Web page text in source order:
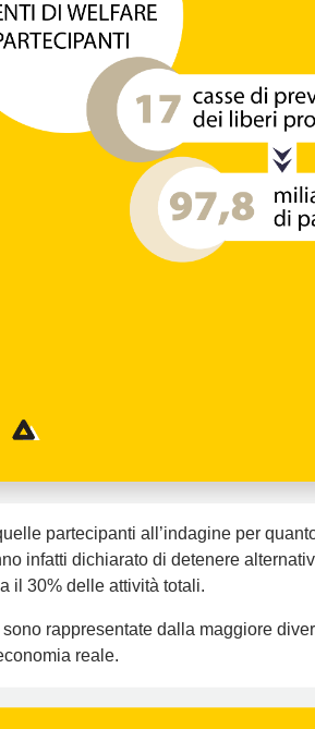
partecipanti all’indagine per
infatti dichiarato di detenere
il 30% delle attività totali.
sono rappresentate dalla maggiore
reale.